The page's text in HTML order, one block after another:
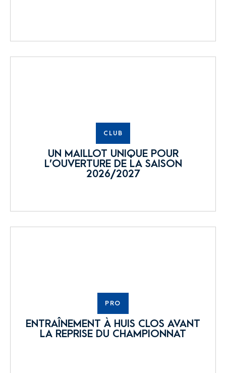
CLUB
UN MAILLOT UNIQUE POUR
L’OUVERTURE DE LA SAISON
2026/2027
PRO
ENTRAÎNEMENT À HUIS CLOS AVANT
LA REPRISE DU CHAMPIONNAT